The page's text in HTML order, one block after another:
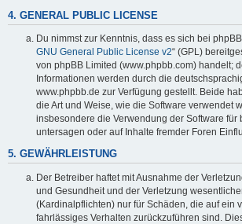
4. GENERAL PUBLIC LICENSE
Du nimmst zur Kenntnis, dass es sich bei
GNU General Public License v2“ (GPL)
von phpBB Limited (www.phpbb.com) handelt;
Informationen werden durch die
www.phpbb.de zur Verfügung gestellt. Beide
die Art und Weise, wie die Software verwendet
insbesondere die Verwendung der Software für
untersagen oder auf Inhalte fremder Foren
5. GEWÄHRLEISTUNG
Der Betreiber haftet mit Ausnahme der
und Gesundheit und der Verletzung
(Kardinalpflichten) nur für Schäden, die auf ein
fahrlässiges Verhalten zurückzuführen sind.